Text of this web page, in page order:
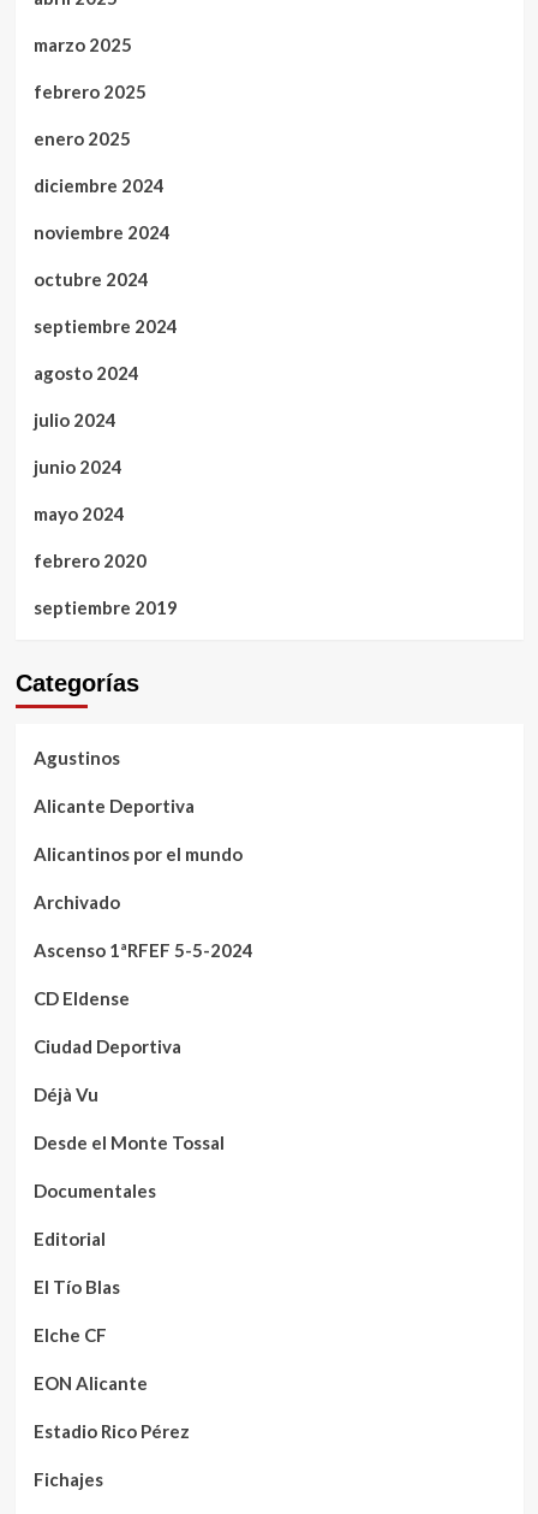
marzo 2025
febrero 2025
enero 2025
diciembre 2024
noviembre 2024
octubre 2024
septiembre 2024
agosto 2024
julio 2024
junio 2024
mayo 2024
febrero 2020
septiembre 2019
Categorías
Agustinos
Alicante Deportiva
Alicantinos por el mundo
Archivado
Ascenso 1ªRFEF 5-5-2024
CD Eldense
Ciudad Deportiva
Déjà Vu
Desde el Monte Tossal
Documentales
Editorial
El Tío Blas
Elche CF
EON Alicante
Estadio Rico Pérez
Fichajes